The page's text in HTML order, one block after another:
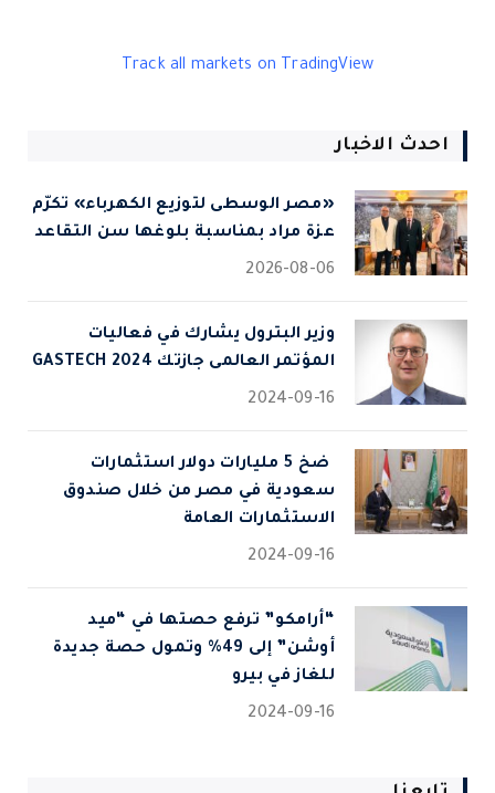
Track all markets on TradingView
احدث الاخبار
«مصر الوسطى لتوزيع الكهرباء» تكرّم
عزة مراد بمناسبة بلوغها سن التقاعد
2026-08-06
وزير البترول يشارك في فعاليات
المؤتمر العالمى جازتك 2024 GASTECH
2024-09-16
⁠ ضخ 5 مليارات دولار استثمارات
سعودية في مصر من خلال صندوق
الاستثمارات العامة
2024-09-16
“أرامكو” ترفع حصتها في “ميد
أوشن” إلى 49% وتمول حصة جديدة
للغاز في بيرو
2024-09-16